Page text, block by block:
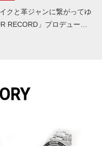
クと革ジャンに繋がってゆ
RECORD」プロデュー…